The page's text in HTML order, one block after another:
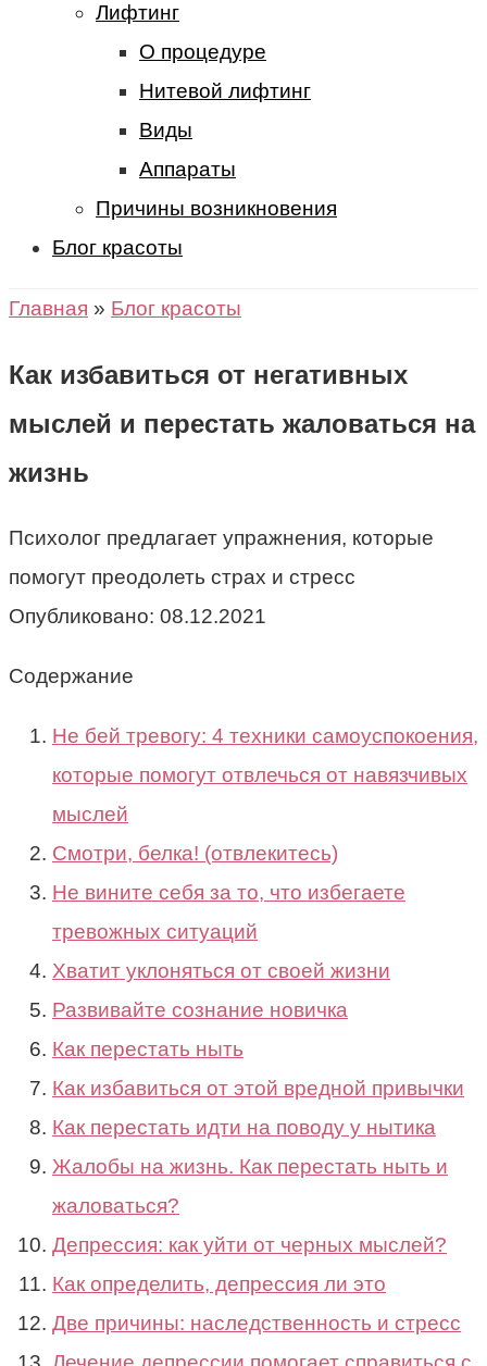
Лифтинг
О процедуре
Нитевой лифтинг
Виды
Аппараты
Причины возникновения
Блог красоты
Главная » Блог красоты
Как избавиться от негативных
мыслей и перестать жаловаться на
жизнь
Психолог предлагает упражнения, которые
помогут преодолеть страх и стресс
Опубликовано: 08.12.2021
Содержание
Не бей тревогу: 4 техники самоуспокоения,
которые помогут отвлечься от навязчивых
мыслей
Смотри, белка! (отвлекитесь)
Не вините себя за то, что избегаете
тревожных ситуаций
Хватит уклоняться от своей жизни
Развивайте сознание новичка
Как перестать ныть
Как избавиться от этой вредной привычки
Как перестать идти на поводу у нытика
Жалобы на жизнь. Как перестать ныть и
жаловаться?
Депрессия: как уйти от черных мыслей?
Как определить, депрессия ли это
Две причины: наследственность и стресс